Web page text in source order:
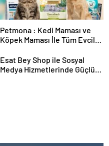
Petmona : Kedi Maması ve
Köpek Maması İle Tüm Evcil
Esat Bey Shop ile Sosyal
Medya Hizmetlerinde Güçlü